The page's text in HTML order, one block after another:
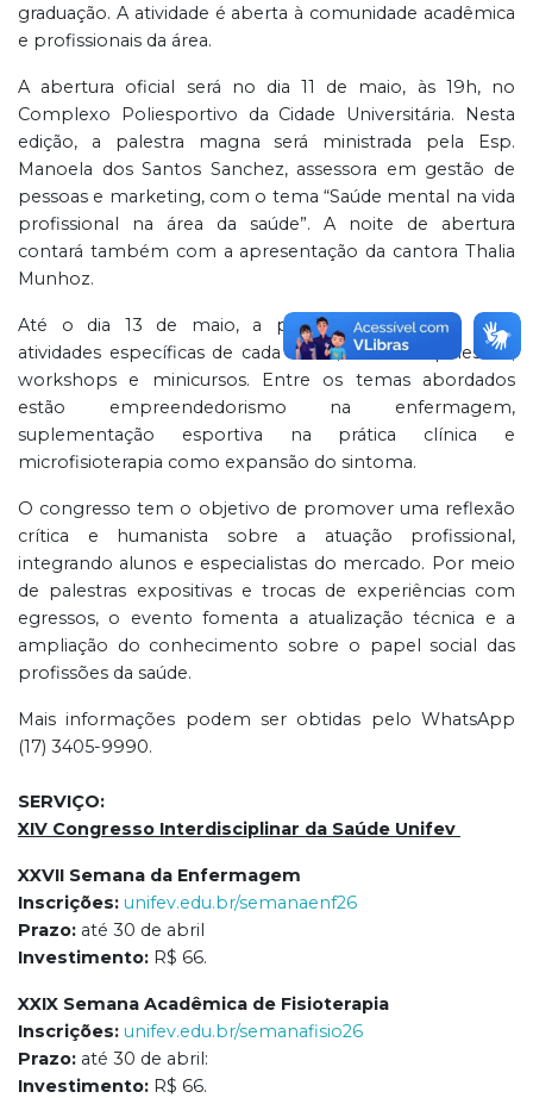
graduação. A atividade é aberta à comunidade acadêmica
e profissionais da área.
A abertura oficial será no dia 11 de maio, às 19h, no
Complexo Poliesportivo da Cidade Universitária. Nesta
edição, a palestra magna será ministrada pela Esp.
Manoela dos Santos Sanchez, assessora em gestão de
pessoas e marketing, com o tema “Saúde mental na vida
profissional na área da saúde”. A noite de abertura
contará também com a apresentação da cantora Thalia
Munhoz.
Até o dia 13 de maio, a programação segue com
atividades específicas de cada curso, incluindo palestras,
workshops e minicursos. Entre os temas abordados
estão empreendedorismo na enfermagem,
suplementação esportiva na prática clínica e
microfisioterapia como expansão do sintoma.
O congresso tem o objetivo de promover uma reflexão
crítica e humanista sobre a atuação profissional,
integrando alunos e especialistas do mercado. Por meio
de palestras expositivas e trocas de experiências com
egressos, o evento fomenta a atualização técnica e a
ampliação do conhecimento sobre o papel social das
profissões da saúde.
Mais informações podem ser obtidas pelo WhatsApp
(17) 3405-9990.
SERVIÇO:
XIV Congresso Interdisciplinar da Saúde Unifev
XXVII Semana da Enfermagem
Inscrições: unifev.edu.br/semanaenf26
Prazo: até 30 de abril
Investimento: R$ 66.
XXIX Semana Acadêmica de Fisioterapia
Inscrições: unifev.edu.br/semanafisio26
Prazo: até 30 de abril:
Investimento: R$ 66.